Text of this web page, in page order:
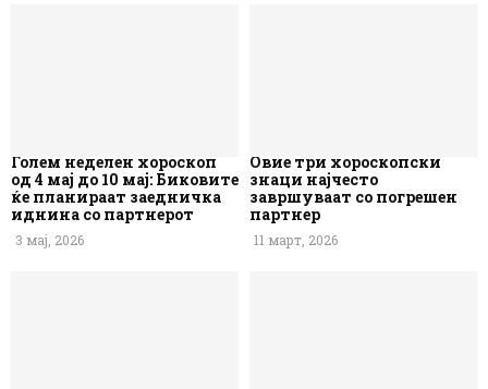
Голем неделен хороскоп
од 4 мај до 10 мај: Биковите
ќе планираат заедничка
иднина со партнерот
3 мај, 2026
Овие три хороскопски
знаци најчесто
завршуваат со погрешен
партнер
11 март, 2026